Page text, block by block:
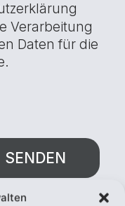
Verarbeitung
Daten für die
SENDEN